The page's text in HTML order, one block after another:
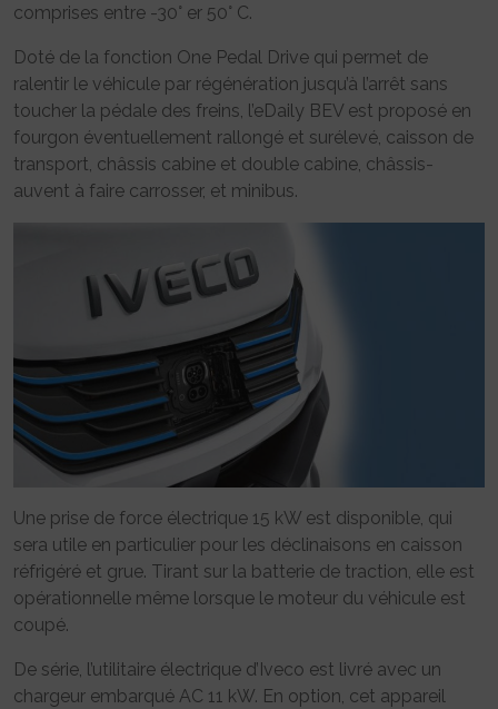
comprises entre -30° er 50° C.
Doté de la fonction One Pedal Drive qui permet de
ralentir le véhicule par régénération jusqu’à l’arrêt sans
toucher la pédale des freins, l’eDaily BEV est proposé en
fourgon éventuellement rallongé et surélevé, caisson de
transport, châssis cabine et double cabine, châssis-
auvent à faire carrosser, et minibus.
Une prise de force électrique 15 kW est disponible, qui
sera utile en particulier pour les déclinaisons en caisson
réfrigéré et grue. Tirant sur la batterie de traction, elle est
opérationnelle même lorsque le moteur du véhicule est
coupé.
De série, l’utilitaire électrique d’Iveco est livré avec un
chargeur embarqué AC 11 kW. En option, cet appareil